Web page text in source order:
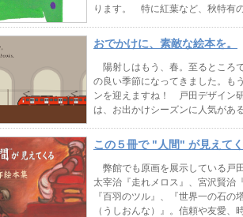
ります。 特に紅葉など、秋特有
おでかけに、素敵な絵本を。
陽射しはもう、春。至るところ
の良い季節になってきました。も
ンを迎えますね！ 戸田デザイン
は、お出かけシーズンに人気があ
この５冊で "人間" が見えて
作絵本集』
弊館でも原画を展示している戸
太宰治『走れメロス』、宮沢賢治
『百羽のツル』、『世界一の石の
（うしおんな）』。信頼や友愛